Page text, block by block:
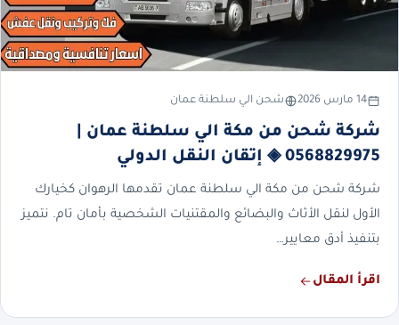
14 مارس 2026 شحن الي سلطنة عمان
شركة شحن من مكة الي سلطنة عمان |
0568829975 ◈ إتقان النقل الدولي
شركة شحن من مكة الي سلطنة عمان تقدمها الرهوان كخيارك
الأول لنقل الأثاث والبضائع والمقتنيات الشخصية بأمان تام. نتميز
بتنفيذ أدق معايير…
اقرأ المقال